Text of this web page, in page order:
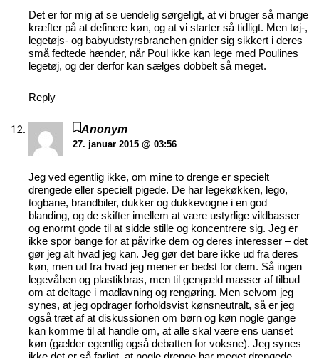
Det er for mig at se uendelig sørgeligt, at vi bruger så mange
kræfter på at definere køn, og at vi starter så tidligt. Men tøj-,
legetøjs- og babyudstyrsbranchen gnider sig sikkert i deres
små fedtede hænder, når Poul ikke kan lege med Poulines
legetøj, og der derfor kan sælges dobbelt så meget.
Reply
Anonym
27. januar 2015 @ 03:56
Jeg ved egentlig ikke, om mine to drenge er specielt
drengede eller specielt pigede. De har legekøkken, lego,
togbane, brandbiler, dukker og dukkevogne i en god
blanding, og de skifter imellem at være ustyrlige vildbasser
og enormt gode til at sidde stille og koncentrere sig. Jeg er
ikke spor bange for at påvirke dem og deres interesser – det
gør jeg alt hvad jeg kan. Jeg gør det bare ikke ud fra deres
køn, men ud fra hvad jeg mener er bedst for dem. Så ingen
legevåben og plastikbras, men til gengæld masser af tilbud
om at deltage i madlavning og rengøring. Men selvom jeg
synes, at jeg opdrager forholdsvist kønsneutralt, så er jeg
også træt af at diskussionen om børn og køn nogle gange
kan komme til at handle om, at alle skal være ens uanset
køn (gælder egentlig også debatten for voksne). Jeg synes